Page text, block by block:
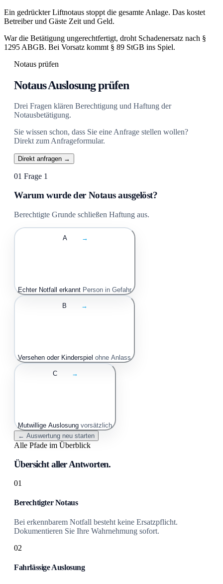
Ein gedrückter Liftnotaus stoppt die gesamte Anlage. Das kostet
Betreiber und Gäste Zeit und Geld.
War die Betätigung ungerechtfertigt, droht Schadenersatz nach §
1295 ABGB. Bei Vorsatz kommt § 89 StGB ins Spiel.
Notaus prüfen
Notaus Auslosung prüfen
Drei Fragen klären Berechtigung und Haftung der
Notausbetätigung.
Sie wissen schon, dass Sie eine Anfrage stellen wollen?
Direkt zum Anfrageformular.
Direkt anfragen →
01 Frage 1
Warum wurde der Notaus ausgelöst?
Berechtigte Grunde schließen Haftung aus.
A →
Echter Notfall erkannt Person in Gefahr
B →
Versehen oder Kinderspiel ohne Anlass
C →
Mutwillige Auslosung vorsätzlich
← Auswertung neu starten
Alle Pfade im Überblick
Übersicht aller Antworten.
01
Berechtigter Notaus
Bei erkennbarem Notfall besteht keine Ersatzpflicht.
Dokumentieren Sie Ihre Wahrnehmung sofort.
02
Fahrlässige Auslosung